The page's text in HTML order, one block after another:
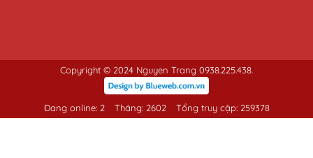
Copyright © 2024 Nguyen Trang 0938.225.438.
Đang online: 2 Tháng: 2602 Tổng truy cập: 259378